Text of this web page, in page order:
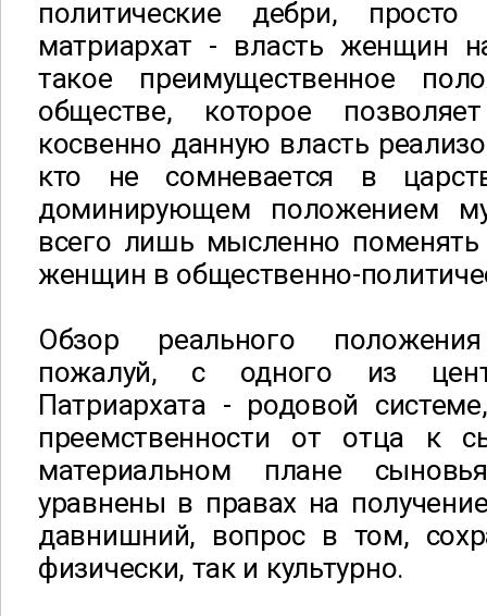
политические дебри, просто
матриархат - власть женщин
такое преимущественное
обществе, которое
косвенно данную власть
кто не сомневается в
доминирующем положением
всего лишь мысленно
женщин в общественно-
Обзор реального
пожалуй, с одного из
Патриархата - родовой
преемственности от отца к
материальном плане
уравнены в правах на
давнишний, вопрос в том,
физически, так и культурно.